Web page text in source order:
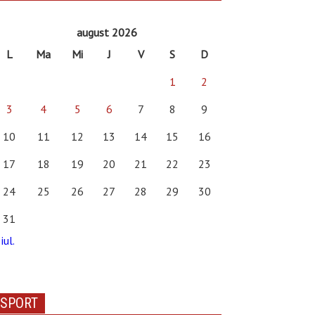
august 2026
L
Ma Mi J V S
D
1
2
3
4 5 6 7 8
9
10
11 12 13 14 15
16
17
18 19 20 21 22
23
24
25 26 27 28 29
30
31
SPORT